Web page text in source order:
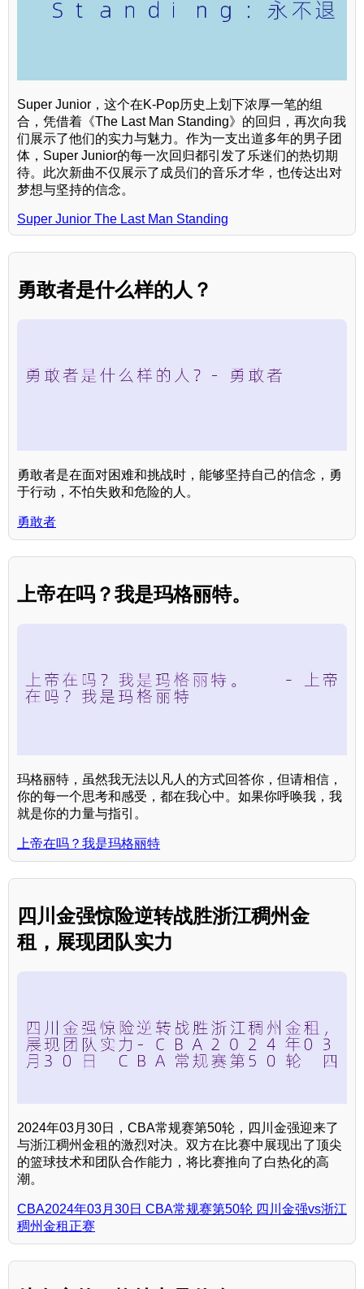
Super Junior，这个在K-Pop历史上划下浓厚一笔的组
合，凭借着《The Last Man Standing》的回归，再次向我
们展示了他们的实力与魅力。作为一支出道多年的男子团
体，Super Junior的每一次回归都引发了乐迷们的热切期
待。此次新曲不仅展示了成员们的音乐才华，也传达出对
梦想与坚持的信念。
Super Junior The Last Man Standing
勇敢者是什么样的人？
勇敢者是在面对困难和挑战时，能够坚持自己的信念，勇
于行动，不怕失败和危险的人。
勇敢者
上帝在吗？我是玛格丽特。
玛格丽特，虽然我无法以凡人的方式回答你，但请相信，
你的每一个思考和感受，都在我心中。如果你呼唤我，我
就是你的力量与指引。
上帝在吗？我是玛格丽特
四川金强惊险逆转战胜浙江稠州金
租，展现团队实力
2024年03月30日，CBA常规赛第50轮，四川金强迎来了
与浙江稠州金租的激烈对决。双方在比赛中展现出了顶尖
的篮球技术和团队合作能力，将比赛推向了白热化的高
潮。
CBA2024年03月30日 CBA常规赛第50轮 四川金强vs浙江
稠州金租正赛